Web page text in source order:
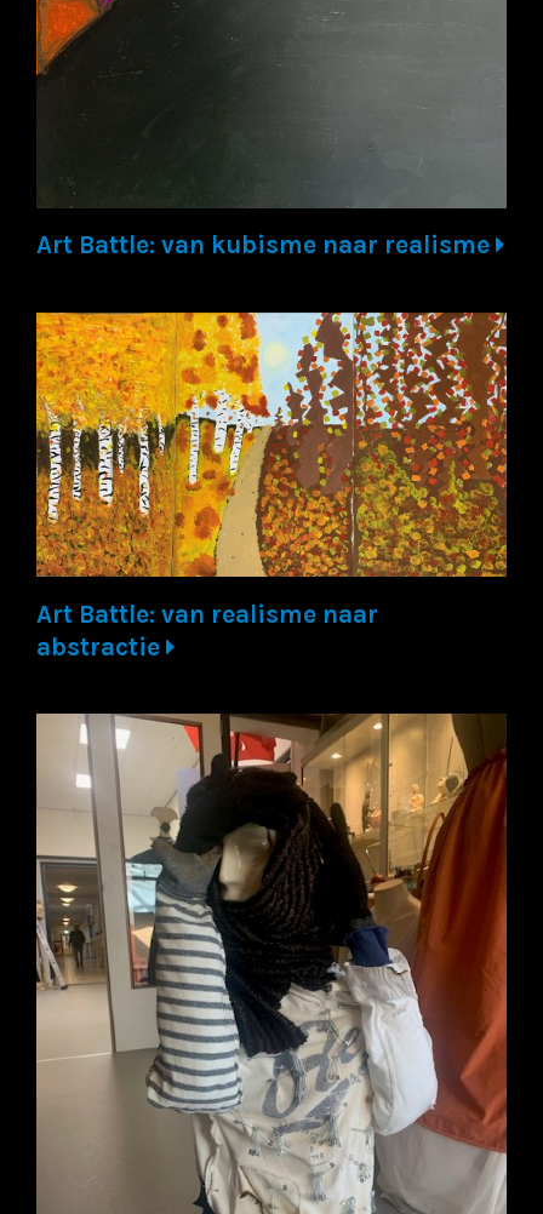
Art Battle: van kubisme naar realisme
Art Battle: van realisme naar
abstractie